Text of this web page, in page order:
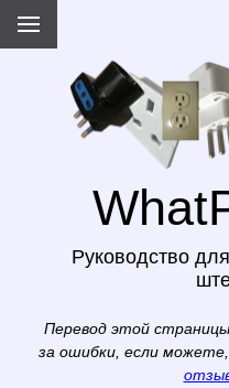
Руководство
Перевод этой
за ошибки, если можете,